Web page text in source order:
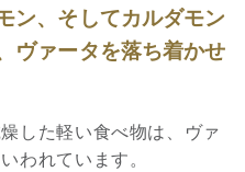
ン、そしてカルダモン
ヴァータを落ち着かせ
した軽い食べ物は、ヴァ
われています。